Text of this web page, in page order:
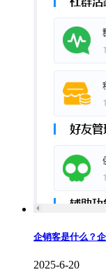
企销客是什么？
2025-6-20